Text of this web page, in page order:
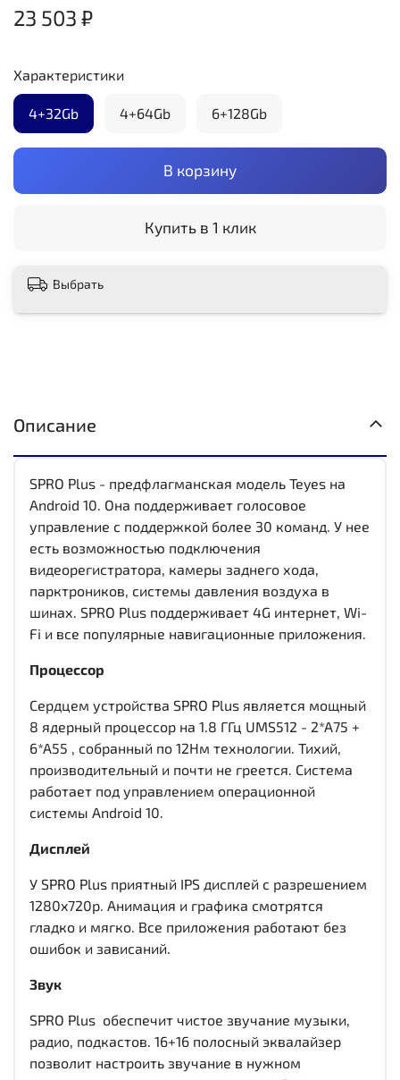
23 503 ₽
В корзину
Купить в 1 клик
Характеристики
4+32Gb 4+64Gb 6+128Gb
Выбрать
Описание
SPRO Plus - предфлагманская модель Teyes на
Android 10. Она поддерживает голосовое
управление с поддержкой более 30 команд. У нее
есть возможностью подключения
видеорегистратора, камеры заднего хода,
парктроников, системы давления воздуха в
шинах. SPRO Plus поддерживает 4G интернет, Wi-
Fi и все популярные навигационные приложения.
Процессор
Сердцем устройства SPRO Plus является мощный
8 ядерный процессор на 1.8 ГГц UMS512 - 2*A75 +
6*A55 , собранный по 12Нм технологии. Тихий,
производительный и почти не греется. Система
работает под управлением операционной
системы Android 10.
Дисплей
У SPRO Plus приятный IPS дисплей c разрешением
1280x720р. Анимация и графика смотрятся
гладко и мягко. Все приложения работают без
ошибок и зависаний.
Звук
SPRO Plus обеспечит чистое звучание музыки,
радио, подкастов. 16+16 полосный эквалайзер
позволит настроить звучание в нужном